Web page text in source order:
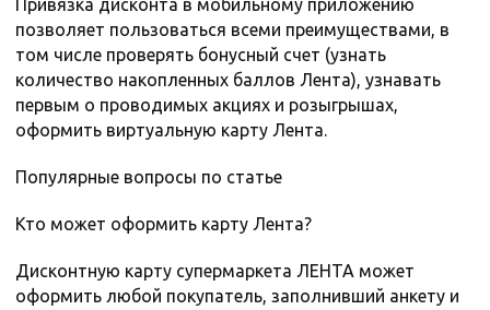
Привязка дисконта в мобильному приложению
позволяет пользоваться всеми преимуществами, в
том числе проверять бонусный счет (узнать
количество накопленных баллов Лента), узнавать
первым о проводимых акциях и розыгрышах,
оформить виртуальную карту Лента.
Популярные вопросы по статье
Кто может оформить карту Лента?
Дисконтную карту супермаркета ЛЕНТА может
оформить любой покупатель, заполнивший анкету и